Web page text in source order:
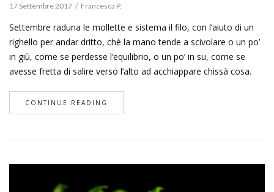
17 Settembre 2017 Francesca P.
Settembre raduna le mollette e sistema il filo, con l’aiuto di un
righello per andar dritto, chè la mano tende a scivolare o un po’
in giù, come se perdesse l’equilibrio, o un po’ in su, come se
avesse fretta di salire verso l’alto ad acchiappare chissà cosa.
CONTINUE READING